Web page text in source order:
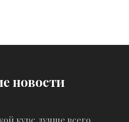
новости